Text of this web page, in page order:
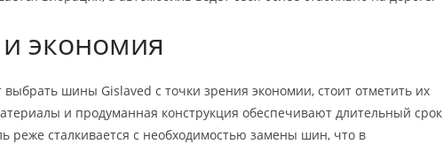
экономия
выбрать шины Gislaved с точки зрения экономии, стоит отметить их
и продуманная конструкция обеспечивают длительный срок
реже сталкивается с необходимостью замены шин, что в